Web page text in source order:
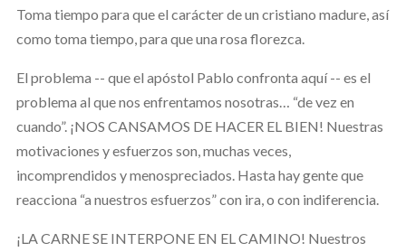
Toma tiempo para que el carácter de un cristiano madure, así
como toma tiempo, para que una rosa florezca.
El problema -- que el apóstol Pablo confronta aquí -- es el
problema al que nos enfrentamos nosotras… “de vez en
cuando”. ¡NOS CANSAMOS DE HACER EL BIEN! Nuestras
motivaciones y esfuerzos son, muchas veces,
incomprendidos y menospreciados. Hasta hay gente que
reacciona “a nuestros esfuerzos” con ira, o con indiferencia.
¡LA CARNE SE INTERPONE EN EL CAMINO! Nuestros